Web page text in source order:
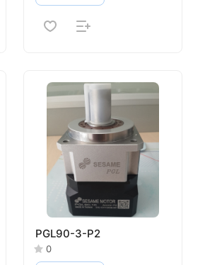
PGL90-3-P2
0